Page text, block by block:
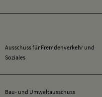
Ausschuss für Fremdenverkehr und
Soziales
Bau- und Umweltausschuss